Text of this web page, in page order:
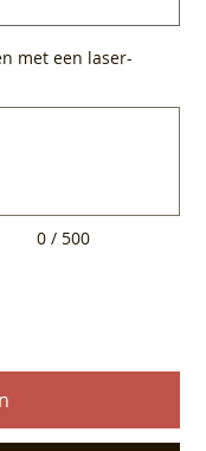
met een laser-
0 / 500